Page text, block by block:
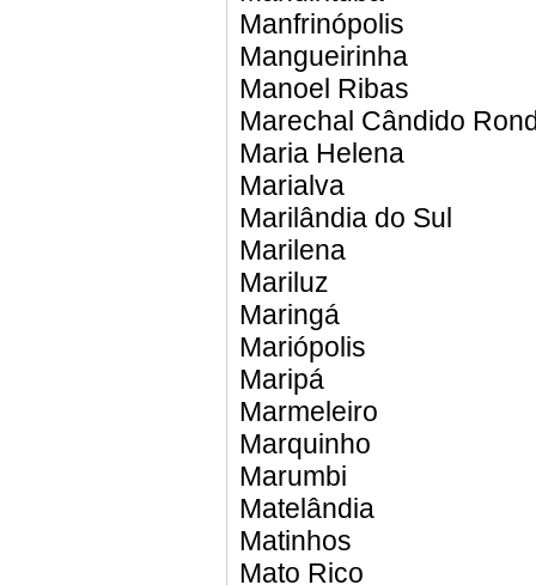
Manfrinópolis
Mangueirinha
Manoel Ribas
Marechal Cândido
Maria Helena
Marialva
Marilândia do Sul
Marilena
Mariluz
Maringá
Mariópolis
Maripá
Marmeleiro
Marquinho
Marumbi
Matelândia
Matinhos
Mato Rico